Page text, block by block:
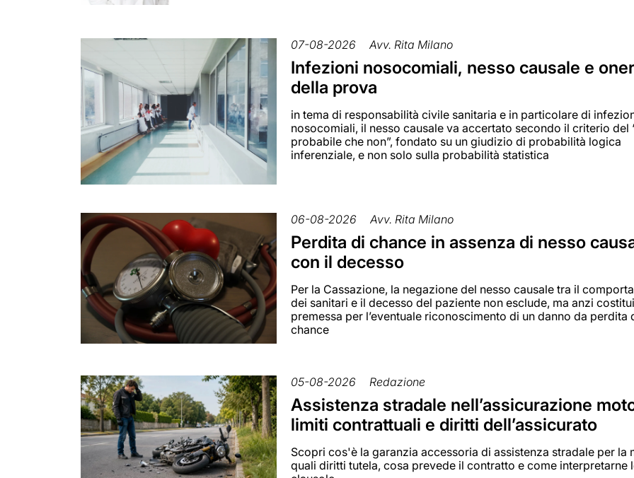
07-08-2026 Avv. Rita Milano
Infezioni nosocomiali, nesso causale e
della prova
in tema di responsabilità civile sanitaria e in particolare di
nosocomiali, il nesso causale va accertato secondo il criterio del
probabile che non”, fondato su un giudizio di probabilità logica
inferenziale, e non solo sulla probabilità statistica
06-08-2026 Avv. Rita Milano
Perdita di chance in assenza di nesso
con il decesso
Per la Cassazione, la negazione del nesso causale tra il
dei sanitari e il decesso del paziente non esclude, ma anzi
premessa per l’eventuale riconoscimento di un danno da perdita
chance
05-08-2026 Redazione
Assistenza stradale nell’assicurazione
limiti contrattuali e diritti dell’assicurato
Scopri cos'è la garanzia accessoria di assistenza stradale per la
quali diritti tutela, cosa prevede il contratto e come interpretarne